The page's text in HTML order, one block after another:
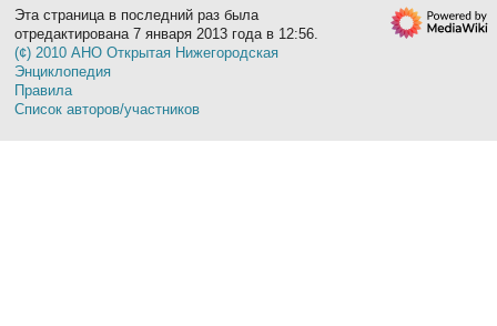
Эта страница в последний раз была
отредактирована 7 января 2013 года в 12:56.
(¢) 2010 АНО Открытая Нижегородская
Энциклопедия
Правила
Список авторов/участников